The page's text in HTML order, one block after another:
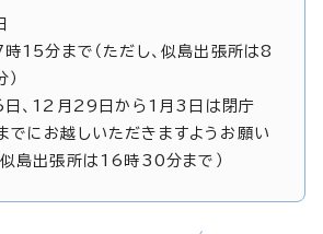
15分まで（ただし、似島出張所は8
日、12月29日から1月3日は閉庁
でにお越しいただきますようお願い
似島出張所は16時30分まで）